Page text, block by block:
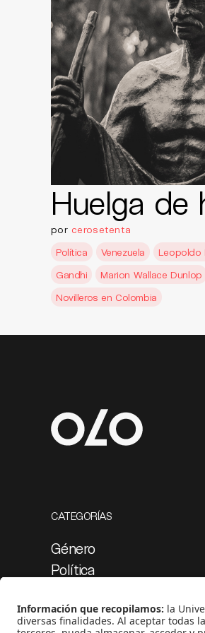
Huelga de
por cerosetenta
Política
Venezuela Leopoldo
Gandhi
Marion Wallace Dunlop
Novilleros en Colombia
CATEGORÍAS
Género
Política
Medio ambiente